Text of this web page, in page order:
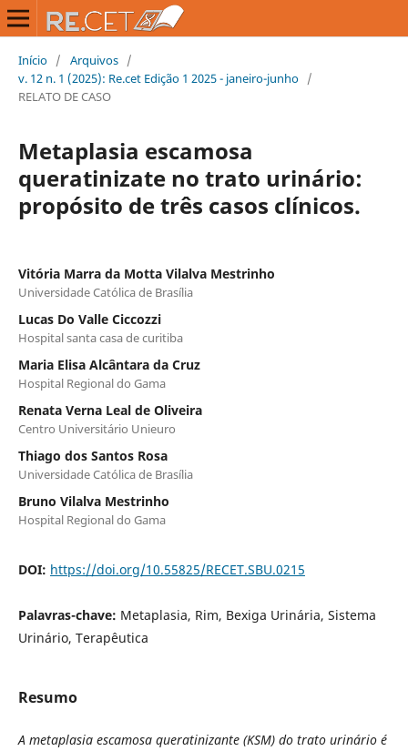
Início / Arquivos /
v. 12 n. 1 (2025): Re.cet Edição 1 2025 - janeiro-junho /
RELATO DE CASO
Metaplasia escamosa
queratinizate no trato urinário:
propósito de três casos clínicos.
Vitória Marra da Motta Vilalva Mestrinho
Universidade Católica de Brasília
Lucas Do Valle Ciccozzi
Hospital santa casa de curitiba
Maria Elisa Alcântara da Cruz
Hospital Regional do Gama
Renata Verna Leal de Oliveira
Centro Universitário Unieuro
Thiago dos Santos Rosa
Universidade Católica de Brasília
Bruno Vilalva Mestrinho
Hospital Regional do Gama
DOI: https://doi.org/10.55825/RECET.SBU.0215
Palavras-chave: Metaplasia, Rim, Bexiga Urinária, Sistema
Urinário, Terapêutica
Resumo
A metaplasia escamosa queratinizante (KSM) do trato urinário é